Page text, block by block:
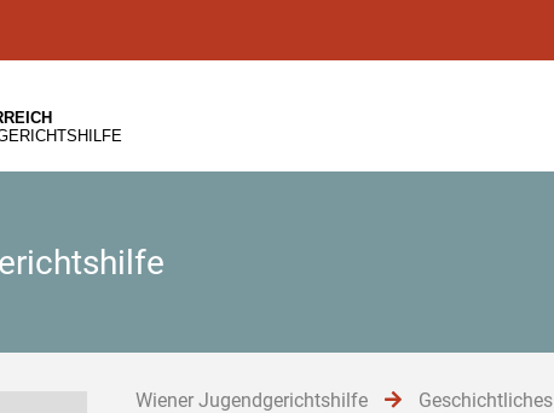
Wiener Jugendgerichtshilfe Geschichtliches